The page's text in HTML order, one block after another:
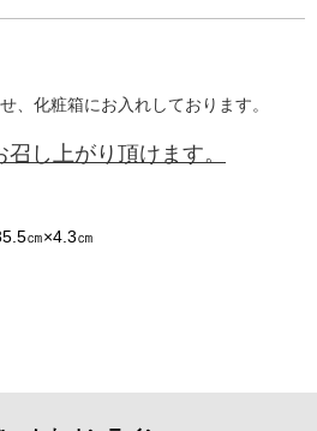
、化粧箱にお入れしております。
し上がり頂けます。
㎝×4.3㎝